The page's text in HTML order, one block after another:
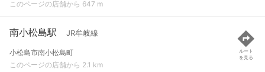
このページの店舗から 647 m
南小松島駅 JR牟岐線
小松島市南小松島町
このページの店舗から 2.1 km
ルート
を見る